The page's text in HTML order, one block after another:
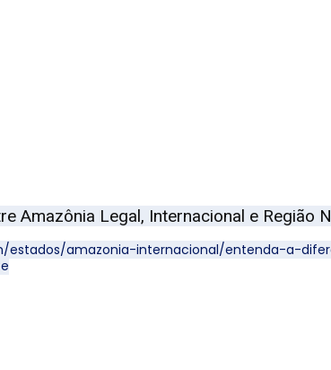
Amazônia Legal, Internacional e Região
estados/amazonia-internacional/entenda-a-